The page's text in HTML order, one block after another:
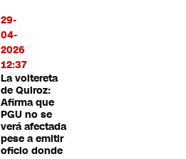
29-
04-
2026
12:37
La voltereta
de Quiroz:
Afirma que
PGU no se
verá afectada
pese a emitir
oficio donde